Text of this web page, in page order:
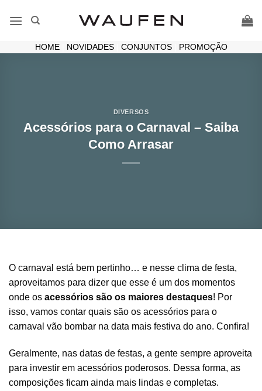
HOME| NOVIDADES| CONJUNTOS| PROMOÇÃO
DIVERSOS
Acessórios para o Carnaval – Saiba
Como Arrasar
O carnaval está bem pertinho… e nesse clima de festa,
aproveitamos para dizer que esse é um dos momentos
onde os acessórios são os maiores destaques! Por
isso, vamos contar quais são os acessórios para o
carnaval vão bombar na data mais festiva do ano. Confira!
Geralmente, nas datas de festas, a gente sempre aproveita
para investir em acessórios poderosos. Dessa forma, as
composições ficam ainda mais lindas e completas.